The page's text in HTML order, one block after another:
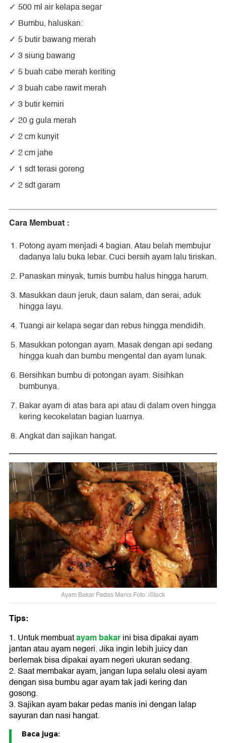
500 ml air kelapa segar
Bumbu, haluskan:
5 butir bawang merah
3 siung bawang
5 buah cabe merah keriting
3 buah cabe rawit merah
3 butir kemiri
20 g gula merah
2 cm kunyit
2 cm jahe
1 sdt terasi goreng
2 sdt garam
Cara Membuat :
Potong ayam menjadi 4 bagian. Atau belah membujur
dadanya lalu buka lebar. Cuci bersih ayam lalu tiriskan.
Panaskan minyak, tumis bumbu halus hingga harum.
Masukkan daun jeruk, daun salam, dan serai, aduk
hingga layu.
Tuangi air kelapa segar dan rebus hingga mendidih.
Masukkan potongan ayam. Masak dengan api sedang
hingga kuah dan bumbu mengental dan ayam lunak.
Bersihkan bumbu di potongan ayam. Sisihkan
bumbunya.
Bakar ayam di atas bara api atau di dalam oven hingga
kering kecokelatan bagian luarnya.
Angkat dan sajikan hangat.
Ayam Bakar Pedas Manis Foto: iStock
Tips:
1. Untuk membuatayam bakarini bisa dipakai ayam
jantan atau ayam negeri. Jika ingin lebih juicy dan
berlemak bisa dipakai ayam negeri ukuran sedang.
2. Saat membakar ayam, jangan lupa selalu olesi ayam
dengan sisa bumbu agar ayam tak jadi kering dan
gosong.
3. Sajikan ayam bakar pedas manis ini dengan lalap
sayuran dan nasi hangat.
Baca juga: